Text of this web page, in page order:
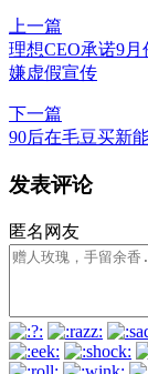
上一篇
理想CEO承诺9
嫌虚假宣传
下一篇
90后在毛豆买新
发表评论
匿名网友